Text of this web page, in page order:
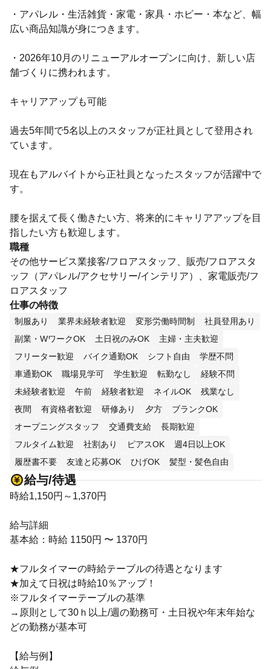
・アパレル・生活雑貨・家電・家具・ホビー・本など、幅
広い商品知識が身につきます。
・2026年10月のリニューアルオープンに向け、新しい店
舗づくりに携われます。
キャリアアップも可能
過去5年間で5名以上のスタッフが正社員として登用され
ています。
現在もアルバイトから正社員となったスタッフが活躍中で
す。
腰を据えて長く働きたい方、将来的にキャリアアップを目
指したい方も歓迎します。
職種
その他サービス業接客/フロアスタッフ、販売/フロアスタ
ッフ（アパレル/アクセサリー/インテリア）、家電販売/フ
ロアスタッフ
仕事の特徴
制服あり 業界未経験者歓迎 変形労働時間制
社員登用あり
副業・WワークOK
土日祝のみOK
主婦・主夫歓迎
フリーター歓迎
バイク通勤OK シフト自由
学歴不問
車通勤OK
職場見学可 学生歓迎 転勤なし
経験不問
未経験者歓迎
午前 経験者歓迎 ネイルOK
残業なし
夜間
有資格者歓迎 研修あり 夕方
ブランクOK
オープニングスタッフ
交通費支給
長期歓迎
フルタイム歓迎
社割あり ピアスOK
週4日以上OK
履歴書不要
友達と応募OK ひげOK 髪型・髪色自由
給与/待遇
時給1,150円～1,370円
給与詳細
基本給：時給 1150円 〜 1370円
★フルタイマーの時給テーブルの待遇となります
★加えて日祝は時給10％アップ！
※フルタイマーテーブルの基準
→原則として30ｈ以上/週の勤務可・土日祝や年末年始な
どの勤務が基本可
【給与例】